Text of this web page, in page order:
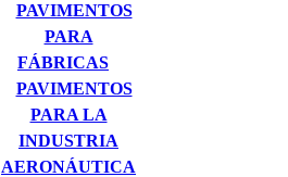
PAVIMENTOS
PARA
FÁBRICAS
PAVIMENTOS
PARA LA
INDUSTRIA
AERONÁUTICA